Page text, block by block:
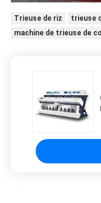
Trieuse de riz
trieuse
machine de trieuse de